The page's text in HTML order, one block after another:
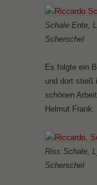
Schale Ente,
Scherschel
Es folgte ein
und dort stieß
schönen
Helmut Frank.
Riss Schale,
Scherschel